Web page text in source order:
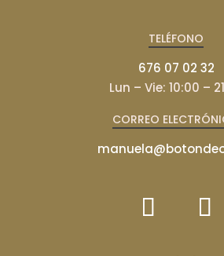
TELÉFONO
676 07 02 32
Lun – Vie: 10:00 –
CORREO